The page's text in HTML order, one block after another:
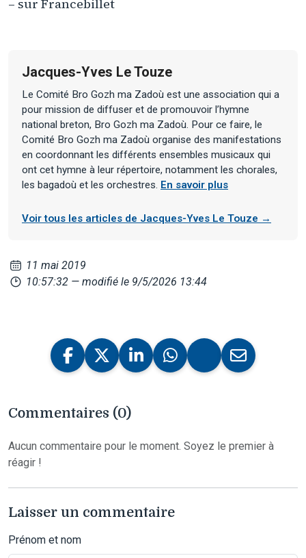
– sur Francebillet
Jacques-Yves Le Touze
Le Comité Bro Gozh ma Zadoù est une association qui a
pour mission de diffuser et de promouvoir l’hymne
national breton, Bro Gozh ma Zadoù. Pour ce faire, le
Comité Bro Gozh ma Zadoù organise des manifestations
en coordonnant les différents ensembles musicaux qui
ont cet hymne à leur répertoire, notamment les chorales,
les bagadoù et les orchestres. En savoir plus
Voir tous les articles de Jacques-Yves Le Touze →
11 mai 2019
10:57:32 — modifié le 9/5/2026 13:44
Commentaires (0)
Aucun commentaire pour le moment. Soyez le premier à
réagir !
Laisser un commentaire
Prénom et nom